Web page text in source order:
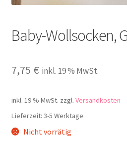
Baby-Wollsocken,
7,75 € inkl. 19 % MwSt.
inkl. 19 % MwSt. zzgl. Versandkosten
Lieferzeit: 3-5 Werktage
Nicht vorrätig